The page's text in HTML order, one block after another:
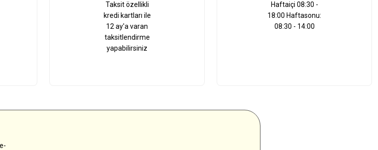
Taksit özellikli
kredi kartları ile
12 ay'a varan
taksitlendirme
yapabilirsiniz
Haftaiçi 08:30 -
18:00 Haftasonu:
08:30 - 14:00